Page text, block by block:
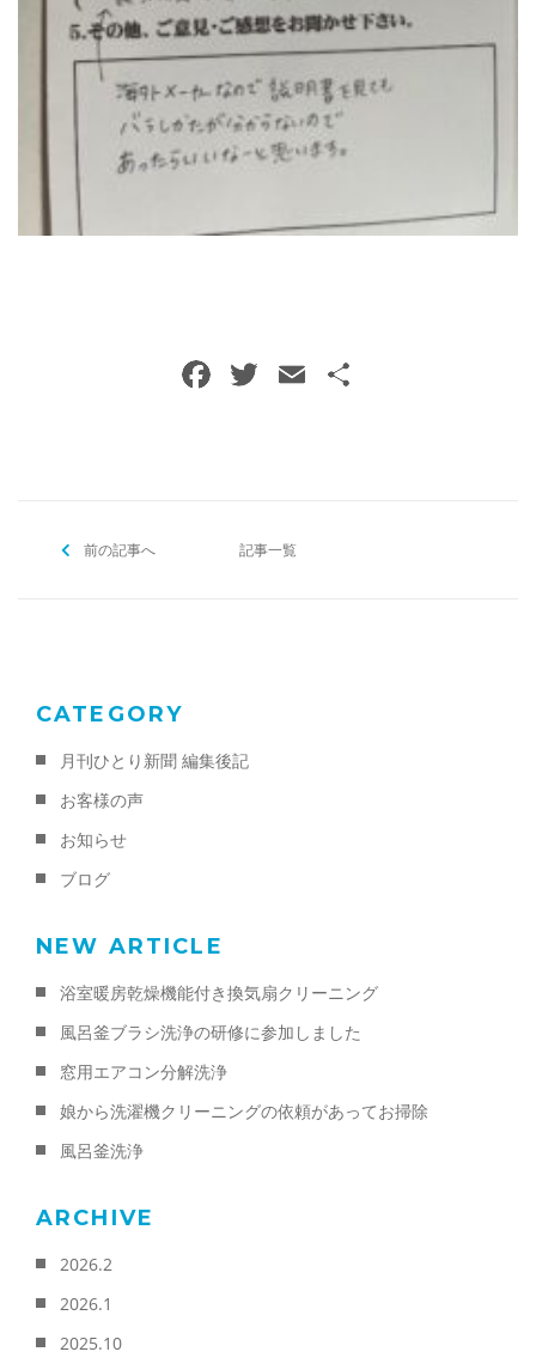
ご予約・お問い合わせ
0120-396-620
F
o
T E
前の記事へ 記事一覧
CATEGORY
月刊ひとり新聞 編集後記
お客様の声
お知らせ
ブログ
NEW ARTICLE
浴室暖房乾燥機能付き換気扇クリーニング
風呂釜ブラシ洗浄の研修に参加しました
窓用エアコン分解洗浄
娘から洗濯機クリーニングの依頼があってお掃除
風呂釜洗浄
ARCHIVE
2026.2
2026.1
2025.10